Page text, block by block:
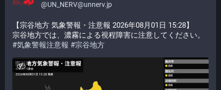
@UN_NERV@unnerv.jp
【宗谷地方 気象警報・注意報 2026年08月01日 15:28】
宗谷地方では、濃霧による視程障害に注意してください。
#気象警報注意報 #宗谷地方